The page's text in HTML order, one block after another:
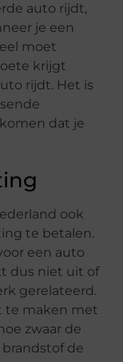
auto rijdt,
je een
moet
krijgt
rijdt. Het is
dat je
ook
te betalen.
een auto
dus niet uit of
gerelateerd.
te maken met
zwaar de
brandstof de